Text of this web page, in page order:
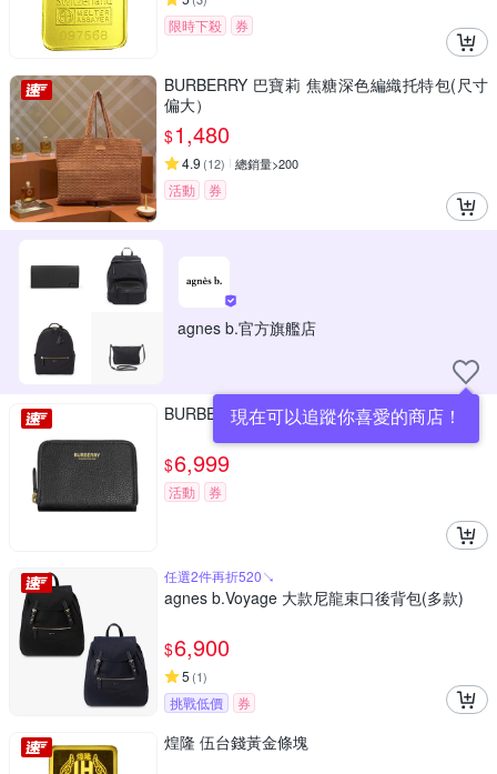
限時下殺 券
BURBERRY 巴寶莉 焦糖深色編織托特包(尺寸
偏大）
$1,480
4.9 (12) 總銷量>200
活動 券
agnes b.官方旗艦店
現在可以追蹤你喜愛的商店！
BURBERRY 皮革ㄇ字型拉鏈卡片零錢包(黑色)
$6,999
活動 券
任選2件再折520↘
agnes b.Voyage 大款尼龍束口後背包(多款)
$6,900
5 (1)
挑戰低價 券
煌隆 伍台錢黃金條塊